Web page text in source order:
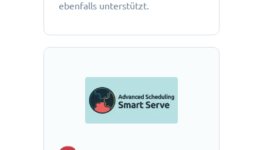
ebenfalls unterstützt.